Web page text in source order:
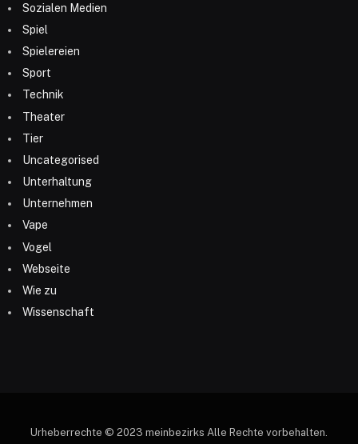
Sozialen Medien
Spiel
Spielereien
Sport
Technik
Theater
Tier
Uncategorised
Unterhaltung
Unternehmen
Vape
Vogel
Webseite
Wie zu
Wissenschaft
Urheberrechte © 2023 meinbezirks Alle Rechte vorbehalten.